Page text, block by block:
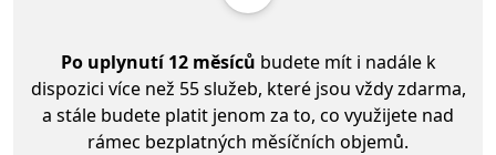
Po uplynutí 12 měsíců budete mít i nadále k
dispozici více než 55 služeb, které jsou vždy zdarma,
a stále budete platit jenom za to, co využijete nad
rámec bezplatných měsíčních objemů.